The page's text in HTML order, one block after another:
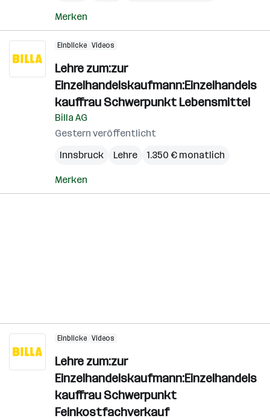
Merken
Einblicke Videos
Lehre zum:zur
Einzelhandelskaufmann:Einzelhandels
kauffrau Schwerpunkt Lebensmittel
Billa AG
Gestern veröffentlicht
Innsbruck
Lehre 1.350 € monatlich
Merken
Einblicke Videos
Lehre zum:zur
Einzelhandelskaufmann:Einzelhandels
kauffrau Schwerpunkt
Feinkostfachverkauf